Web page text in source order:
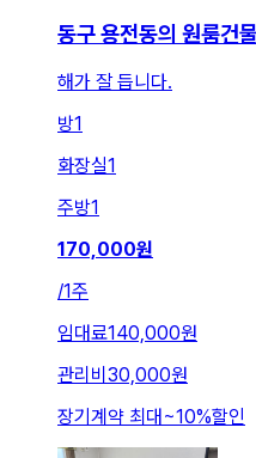
동구 용전동의 원룸건
해가 잘 듭니다.
방1
화장실1
주방1
170,000원
/1주
임대료140,000원
관리비 30,000원
장기계약 최대~10%할인